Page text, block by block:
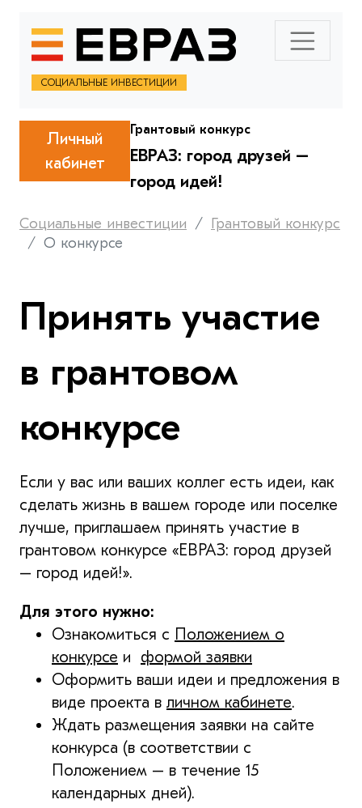
СОЦИАЛЬНЫЕ ИНВЕСТИЦИИ
Личный
кабинет
Грантовый конкурс
ЕВРАЗ: город друзей –
город идей!
Социальные инвестиции
Грантовый конкурс
О конкурсе
Принять участие
в грантовом
конкурсе
Если у вас или ваших коллег есть идеи, как
сделать жизнь в вашем городе или поселке
лучше, приглашаем принять участие в
грантовом конкурсе «ЕВРАЗ: город друзей
– город идей!».
Для этого нужно:
Ознакомиться с Положением о
конкурсе и формой заявки
Оформить ваши идеи и предложения в
виде проекта в личном кабинете.
Ждать размещения заявки на сайте
конкурса (в соответствии с
Положением – в течение 15
календарных дней).